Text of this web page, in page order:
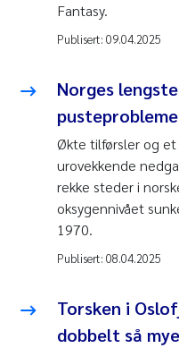
Fantasy.
Publisert: 09.04.2025
Norges
Økte tilførsler og et
urovekkende
rekke steder i
oksygennivået
1970.
Publisert: 08.04.2025
Torsken i
dobbelt så